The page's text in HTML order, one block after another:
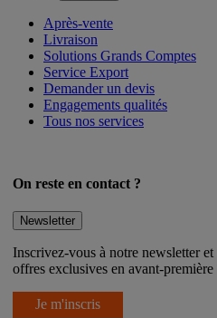
Après-vente
Livraison
Solutions Grands Comptes
Service Export
Demander un devis
Engagements qualités
Tous nos services
On reste en contact ?
Newsletter
Inscrivez-vous à notre newsletter
offres exclusives en avant-première
Je m'inscris